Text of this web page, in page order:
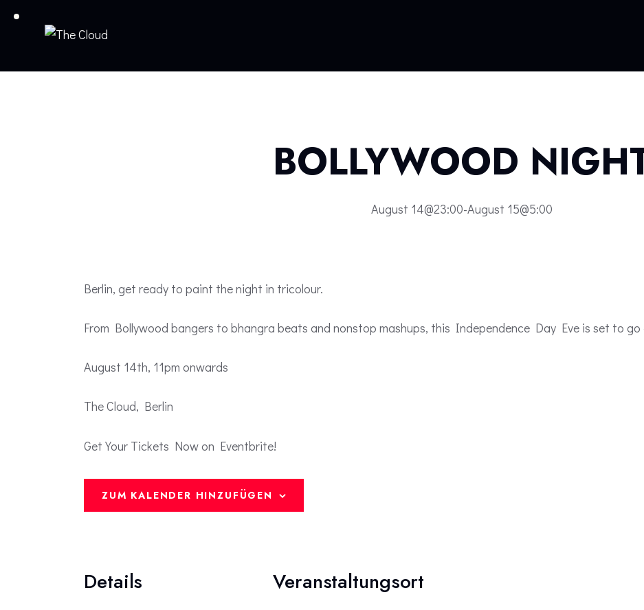
BOLLYWOOD
August 14@23:00-August 15@5:00
Berlin, get ready to paint the night in tricolour.
From Bollywood bangers to bhangra beats and nonstop mashups, this Independence Day Eve is set to go
August 14th, 11pm onwards
The Cloud, Berlin
Get Your Tickets Now on Eventbrite!
ZUM KALENDER HINZUFÜGEN
Details Veranstaltungsort